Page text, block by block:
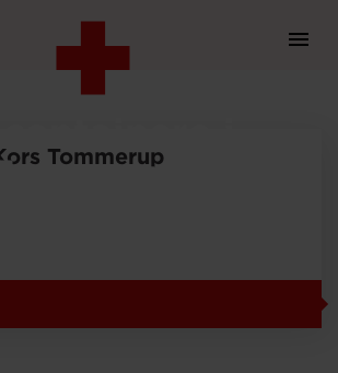
Røde Kors
og
Tommerup